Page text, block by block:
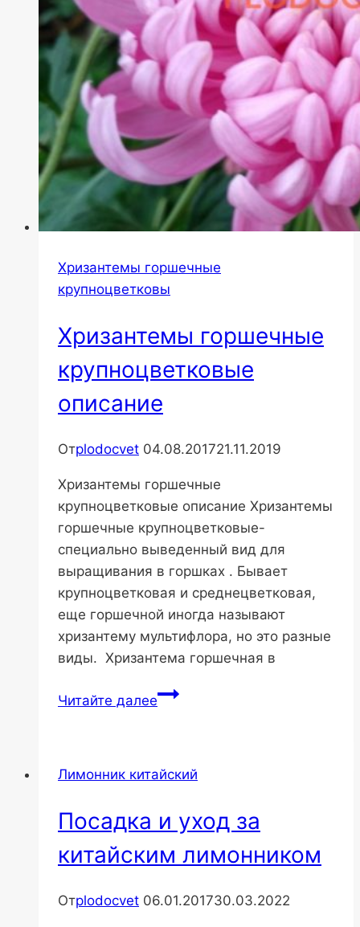
Хризантемы горшечные
крупноцветковы
Хризантемы горшечные
крупноцветковые
описание
Отplodocvet 04.08.201721.11.2019
Хризантемы горшечные
крупноцветковые описание Хризантемы
горшечные крупноцветковые-
специально выведенный вид для
выращивания в горшках . Бывает
крупноцветковая и среднецветковая,
еще горшечной иногда называют
хризантему мультифлора, но это разные
виды. Хризантема горшечная в
Читайте далееХризантемы
Лимонник китайский
Посадка и уход за
китайским лимонником
Отplodocvet 06.01.201730.03.2022